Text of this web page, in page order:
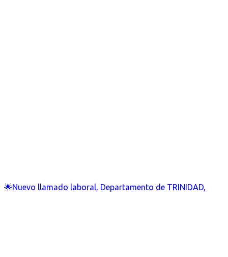
🌟Nuevo llamado laboral, Departamento de TRINIDAD,